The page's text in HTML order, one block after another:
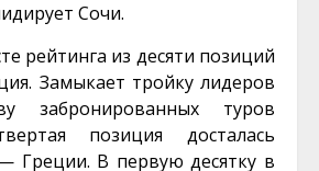
Сочи.
рейтинга из десяти позиций
Замыкает тройку лидеров
забронированных туров
позиция досталась
Греции. В первую десятку в